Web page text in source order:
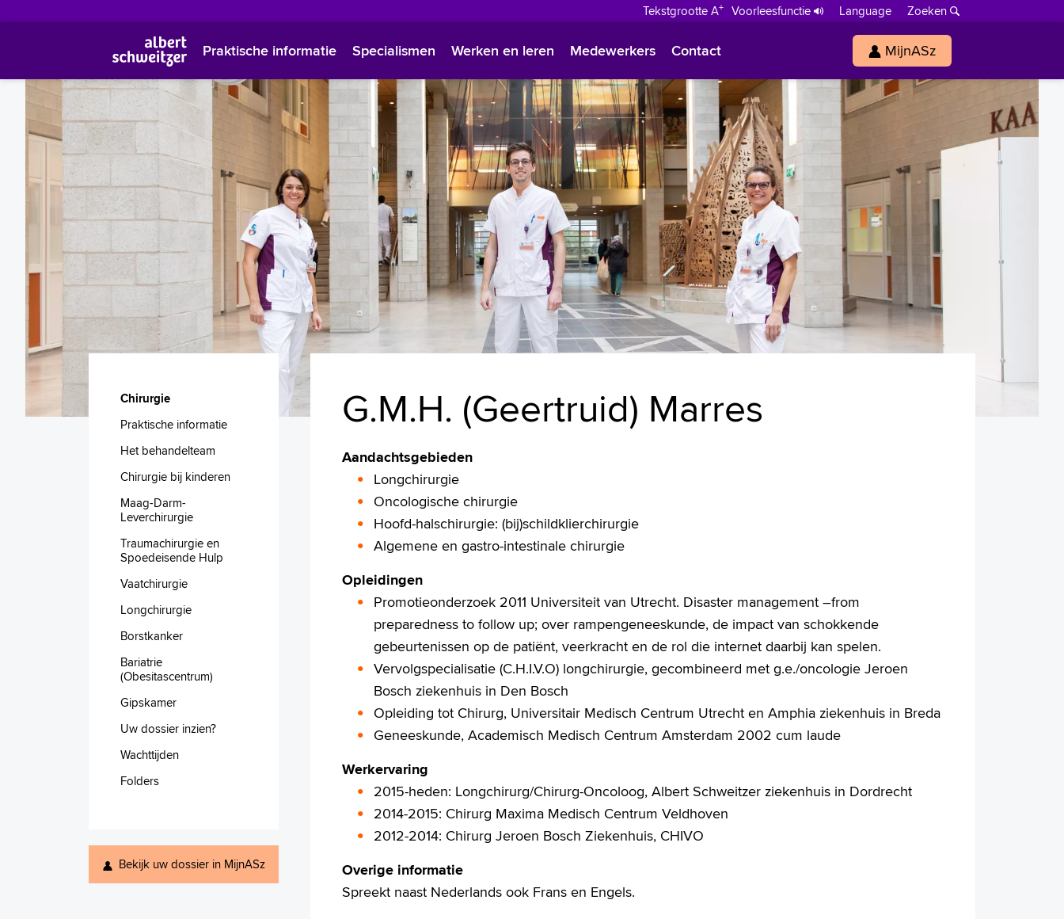
Tekstgrootte A+ Voorleesfunctie Language
Zoeken
Polski
Türkçe
Arabisch
Praktische informatie Specialismen Werken en leren Medewerkers Contact MijnASz
Chirurgie
Praktische informatie
Het behandelteam
Chirurgie bij kinderen
Maag-Darm-
Leverchirurgie
Traumachirurgie en
Spoedeisende Hulp
Vaatchirurgie
Longchirurgie
Borstkanker
Bariatrie
(Obesitascentrum)
Gipskamer
Uw dossier inzien?
Wachttijden
Folders
Bekijk uw dossier in MijnASz
G.M.H. (Geertruid) Marres
Aandachtsgebieden
Longchirurgie
Oncologische chirurgie
Hoofd-halschirurgie: (bij)schildklierchirurgie
Algemene en gastro-intestinale chirurgie
Opleidingen
Promotieonderzoek 2011 Universiteit van Utrecht. Disaster management –from
preparedness to follow up; over rampengeneeskunde, de impact van schokkende
gebeurtenissen op de patiënt, veerkracht en de rol die internet daarbij kan spelen.
Vervolgspecialisatie (C.H.I.V.O) longchirurgie, gecombineerd met g.e./oncologie Jeroen
Bosch ziekenhuis in Den Bosch
Opleiding tot Chirurg, Universitair Medisch Centrum Utrecht en Amphia ziekenhuis in Breda
Geneeskunde, Academisch Medisch Centrum Amsterdam 2002 cum laude
Werkervaring
2015-heden: Longchirurg/Chirurg-Oncoloog, Albert Schweitzer ziekenhuis in Dordrecht
2014-2015: Chirurg Maxima Medisch Centrum Veldhoven
2012-2014: Chirurg Jeroen Bosch Ziekenhuis, CHIVO
Overige informatie
Spreekt naast Nederlands ook Frans en Engels.